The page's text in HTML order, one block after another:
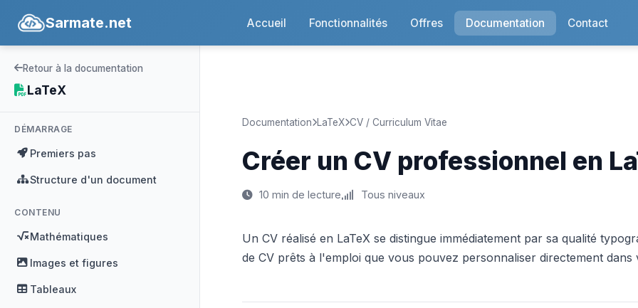
Sarmate.net Accueil Fonctionnalités Offres Documentation Contact
Retour à la documentation
LaTeX
DÉMARRAGE
Premiers pas
Structure d'un document
CONTENU
Mathématiques
Images et figures
Tableaux
Documentation LaTeX CV / Curriculum Vitae
Créer un CV professionnel en
10 min de lecture Tous niveaux
Un CV réalisé en LaTeX se distingue immédiatement par sa qualité
de CV prêts à l'emploi que vous pouvez personnaliser directement